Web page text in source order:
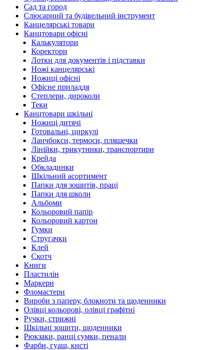
Сад та город
Слюсарний та будівельний інструмент
Канцелярські товари
Канцтовари офісні
Калькулятори
Коректори
Лотки для документів і підставки
Ножі канцелярські
Ножиці офісні
Офісне приладдя
Степлери, дироколи
Теки
Канцтовари шкільні
Ножиці дитячі
Готовальні, циркулі
Ланчбокси, термоси, пляшечки
Лінійки, трикутники, транспортири
Крейда
Обкладинки
Шкільний асортимент
Папки для зошитів, праці
Папки для школи
Альбоми
Кольоровий папір
Кольоровий картон
Гумки
Стругачки
Клей
Скотч
Книги
Пластилін
Маркери
Фломастери
Вироби з паперу, блокноти та щоденники
Олівці кольорові, олівці графітні
Ручки, стрижні
Шкільні зошити, щоденники
Рюкзаки, ранці сумки, пенали
Фарби, гуаш, кисті